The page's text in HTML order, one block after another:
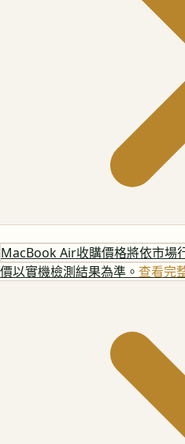
MacBook Air收購價格將依市場
價以實機檢測結果為準。 查看完